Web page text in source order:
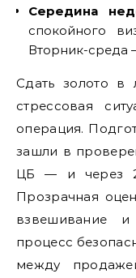
Середина
спокойного
Вторник-среда
Сдать золото
стрессовая
операция.
зашли в
ЦБ — и через
Прозрачная
взвешивание
процесс
между